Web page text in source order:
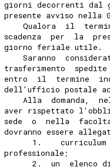
giorni decorrenti dal
presente avviso nella
Qualora  il
scadenza  per  la
giorno feriale utile.
Saranno
trasferimento  spedite
entro  il  termine
dell'ufficio postale
Alla  domanda,
aver rispettato
sede  o  nella
dovranno essere
1.
professionale;
2.  un  elenco